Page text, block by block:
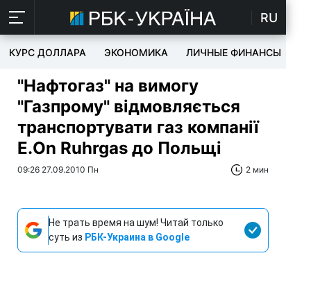
RU
КУРС ДОЛЛАРА ЭКОНОМИКА ЛИЧНЫЕ ФИНАНСЫ
"Нафтогаз" на вимогу
"Газпрому" відмовляється
транспортувати газ компанії
E.On Ruhrgas до Польщі
09:26 27.09.2010 Пн 2 мин
Не трать время на шум! Читай только
суть из РБК-Украина в Google